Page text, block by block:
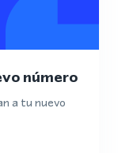
número
a tu nuevo